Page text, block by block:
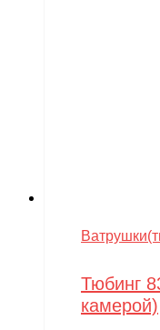
Тюбинг
камерой)